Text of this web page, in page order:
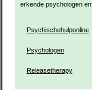
erkende psychologen
Psychischehulponline
Psychologen
Releasetherapy